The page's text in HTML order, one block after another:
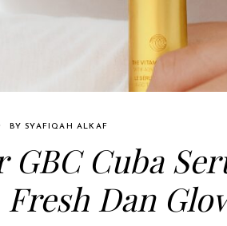
BYSYAFIQAH ALKAF
GBC Cuba
Dan